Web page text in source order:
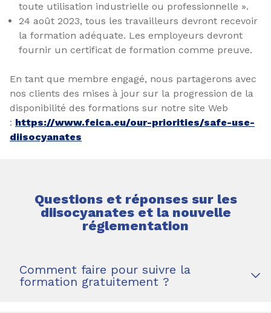
toute utilisation industrielle ou professionnelle ».
24 août 2023, tous les travailleurs devront recevoir
la formation adéquate. Les employeurs devront
fournir un certificat de formation comme preuve.
En tant que membre engagé, nous partagerons avec
nos clients des mises à jour sur la progression de la
disponibilité des formations sur notre site Web
: https://www.feica.eu/our-priorities/safe-use-
diisocyanates
Questions et réponses sur les
diisocyanates et la nouvelle
réglementation
Comment faire pour suivre la
formation gratuitement ?